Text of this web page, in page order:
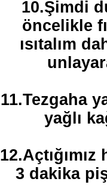
10.Şimdi
öncelikle
ısıtalım
11.Tezgaha
yağlı
12.Açtığımız
3 dakika